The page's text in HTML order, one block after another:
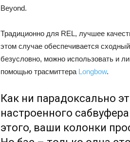
Beyond.
Традиционно для REL, лучшее
этом случае обеспечивается
безусловно, можно использовать и
помощью трасмиттера Longbow.
Как ни парадоксально
настроенного
этого, ваши колонки